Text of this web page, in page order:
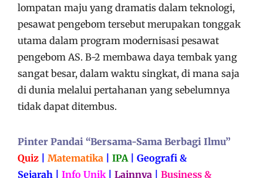
lompatan maju yang dramatis dalam teknologi,
pesawat pengebom tersebut merupakan tonggak
utama dalam program modernisasi pesawat
pengebom AS. B-2 membawa daya tembak yang
sangat besar, dalam waktu singkat, di mana saja
di dunia melalui pertahanan yang sebelumnya
tidak dapat ditembus.
Pinter Pandai “Bersama-Sama Berbagi Ilmu”
Quiz
Matematika IPA
Geografi &
Sejarah
Info Unik Lainnya
Business &